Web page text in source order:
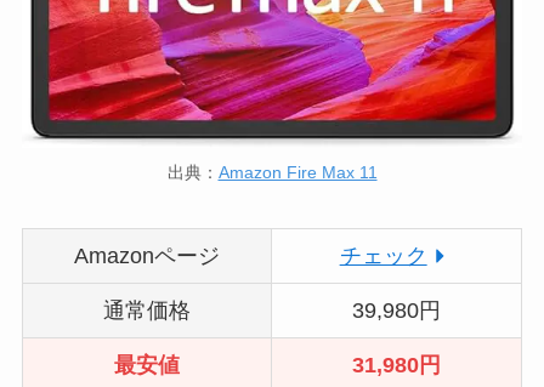
出典： Amazon Fire Max 11
Amazonページ チェック
通常価格 39,980円
最安値 31,980円